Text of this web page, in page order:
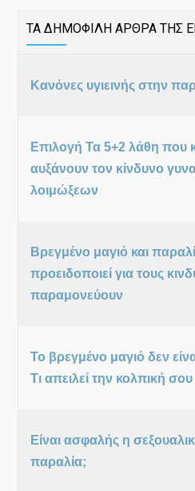
ΤΑ ΔΗΜΟΦΙΛΗ ΑΡΘΡΑ ΤΗΣ
Κανόνες υγιεινής στην
Επιλογή Τα 5+2 λάθη που
αυξάνουν τον κίνδυνο
λοιμώξεων
Βρεγμένο μαγιό και
προειδοποιεί για τους
παραμονεύουν
Το βρεγμένο μαγιό δεν
Τι απειλεί την κολπική σου
Είναι ασφαλής η
παραλία;